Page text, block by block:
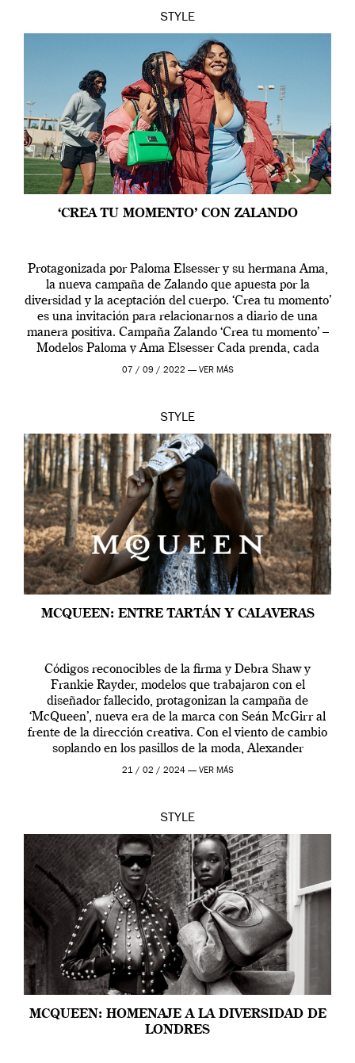
STYLE
‘CREA TU MOMENTO’ CON ZALANDO
Protagonizada por Paloma Elsesser y su hermana Ama,
la nueva campaña de Zalando que apuesta por la
diversidad y la aceptación del cuerpo. ‘Crea tu momento’
es una invitación para relacionarnos a diario de una
manera positiva. Campaña Zalando ‘Crea tu momento’ –
Modelos Paloma y Ama Elsesser Cada prenda, cada
outfit, cada momento, caracteriza […]
07 / 09 / 2022 — VER MÁS
STYLE
MCQUEEN: ENTRE TARTÁN Y CALAVERAS
Códigos reconocibles de la firma y Debra Shaw y
Frankie Rayder, modelos que trabajaron con el
diseñador fallecido, protagonizan la campaña de
‘McQueen’, nueva era de la marca con Seán McGirr al
frente de la dirección creativa. Con el viento de cambio
soplando en los pasillos de la moda, Alexander
McQueen se prepara para una […]
21 / 02 / 2024 — VER MÁS
STYLE
MCQUEEN: HOMENAJE A LA DIVERSIDAD DE
LONDRES